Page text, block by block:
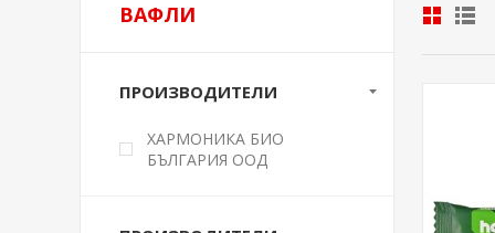
ВАФЛИ
ПРОИЗВОДИТЕЛИ
ХАРМОНИКА БИО
БЪЛГАРИЯ ООД